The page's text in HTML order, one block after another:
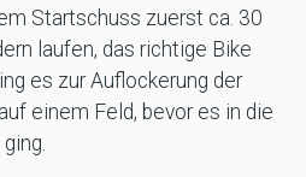
Startschuss zuerst ca. 30
laufen, das richtige Bike
es zur Auflockerung der
einem Feld, bevor es in die